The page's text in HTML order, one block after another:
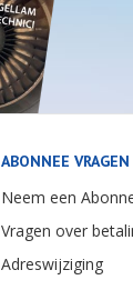
ABONNEE VRAGEN
Neem een
Vragen over
Adreswijziging